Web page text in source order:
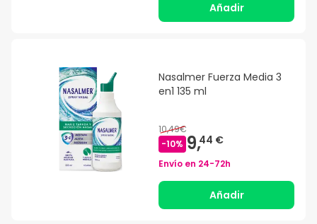
Añadir
Nasalmer Fuerza Media 3
en1 135 ml
10,49€
-10% 9,44 €
Envío en 24-72h
Añadir